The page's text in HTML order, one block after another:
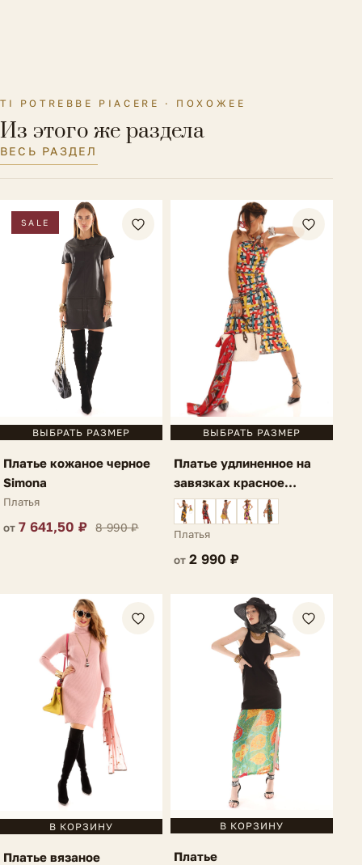
TI POTREBBE PIACERE · ПОХОЖЕЕ
Из этого же раздела
ВЕСЬ РАЗДЕЛ
SALE
ВЫБРАТЬ РАЗМЕР
Платье кожаное черное
Simona
Платья
от 7 641,50 ₽ 8 990 ₽
ВЫБРАТЬ РАЗМЕР
Платье удлиненное на
завязках красное
Cosmio
Платья
от2 990 ₽
В КОРЗИНУ
Платье вязаное
В КОРЗИНУ
Платье